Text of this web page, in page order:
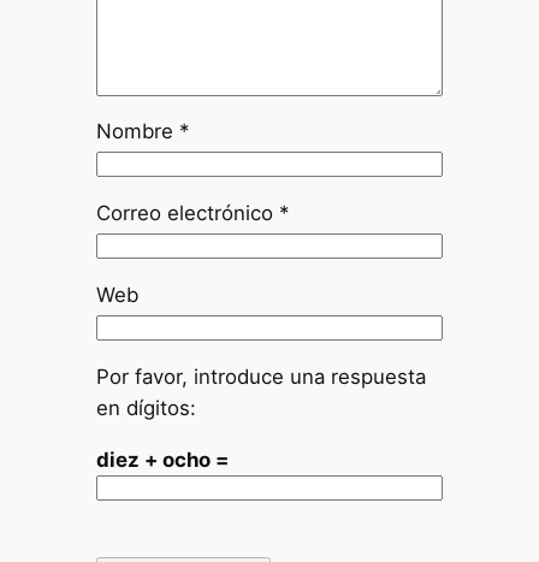
Nombre *
Correo electrónico *
Web
Por favor, introduce una respuesta
en dígitos:
diez + ocho =